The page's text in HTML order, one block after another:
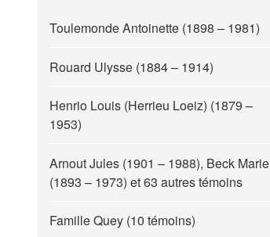
Toulemonde Antoinette (1898 – 1981)
Rouard Ulysse (1884 – 1914)
Henrio Louis (Herrieu Loeiz) (1879 –
1953)
Arnout Jules (1901 – 1988), Beck Marie
(1893 – 1973) et 63 autres témoins
Famille Quey (10 témoins)